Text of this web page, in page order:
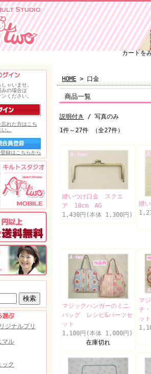
カートを
HOME > 口金
商品一覧
説明付き
/ 写真のみ
1件～27件 （全27件）
縫いつけ口金 スクエ
ア 18cm AG
1,430円(本体 1,300円)
縫
マジックハンガーのミニ
バッグ レシピ&パーツセ
ット
1,100円(本体 1,000円)
在庫切れ
マ
チ
ット